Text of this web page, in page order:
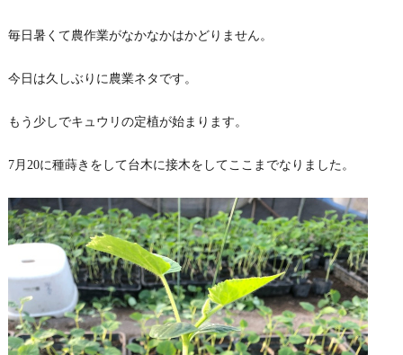
毎日暑くて農作業がなかなかはかどりません。
今日は久しぶりに農業ネタです。
もう少しでキュウリの定植が始まります。
7月20に種蒔きをして台木に接木をしてここまでなりました。